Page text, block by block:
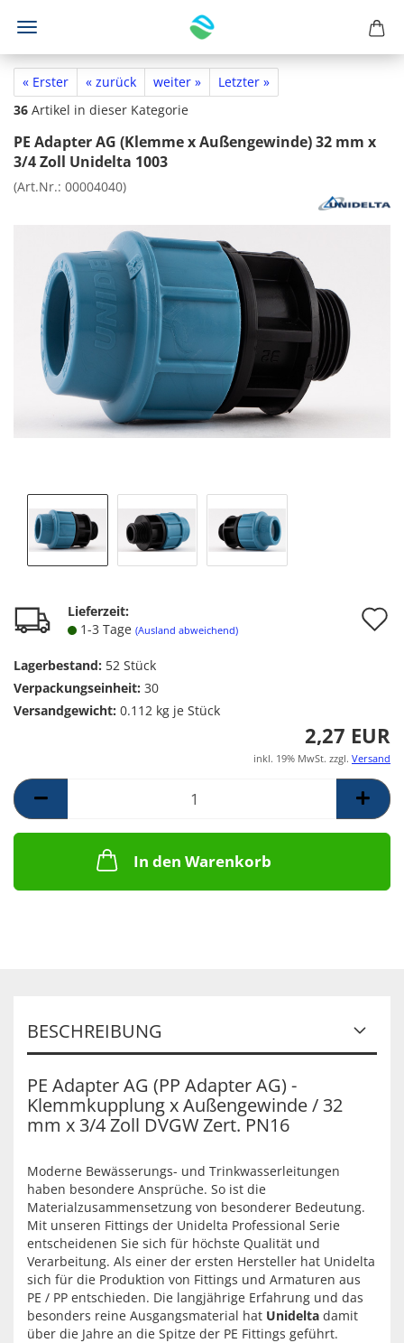
« Erster « zurück weiter »
Letzter »
36 Artikel in dieser Kategorie
PE Adapter AG (Klemme x Außengewinde) 32 mm x
3/4 Zoll Unidelta 1003
(Art.Nr.: 00004040)
Lieferzeit:
1-3 Tage (Ausland abweichend)
Lagerbestand: 52 Stück
Verpackungseinheit: 30
Versandgewicht: 0.112 kg je Stück
2,27 EUR
inkl. 19% MwSt. zzgl. Versand
In den Warenkorb
BESCHREIBUNG
PE Adapter AG (PP Adapter AG) -
Klemmkupplung x Außengewinde / 32
mm x 3/4 Zoll DVGW Zert. PN16
Moderne Bewässerungs- und Trinkwasserleitungen
haben besondere Ansprüche. So ist die
Materialzusammensetzung von besonderer Bedeutung.
Mit unseren Fittings der Unidelta Professional Serie
entscheidenen Sie sich für höchste Qualität und
Verarbeitung. Als einer der ersten Hersteller hat Unidelta
sich für die Produktion von Fittings und Armaturen aus
PE / PP entschieden. Die langjährige Erfahrung und das
besonders reine Ausgangsmaterial hat Unidelta damit
über die Jahre an die Spitze der PE Fittings geführt.